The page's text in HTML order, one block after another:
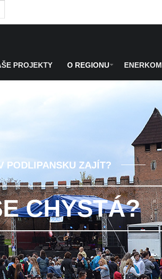
PROJEKTY O REGIONU ENERKOM
PODLIPANSKU ZAJÍT?
CHYSTÁ?